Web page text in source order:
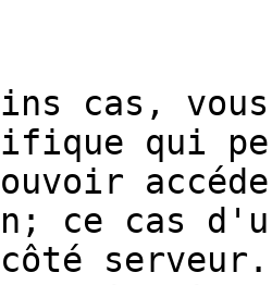
cas,
qui
ce cas